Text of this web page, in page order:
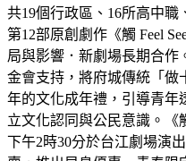
共19個行政區、16所高中職
第12部原創劇作《觸 Feel
局與影響．新劇場長期合作
金會支持，將府城傳統「做
年的文化成年禮，引導青年
立文化認同與公民意識。《
下午2時30分於台江劇場演